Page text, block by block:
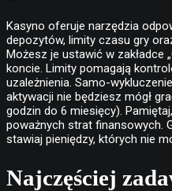
Kasyno oferuje narzędzia
depozytów, limity czasu gry
Możesz je ustawić w zakładce
koncie. Limity pomagają
uzależnienia. Samo-
aktywacji nie będziesz mógł
godzin do 6 miesięcy).
poważnych strat finansowych.
stawiaj pieniędzy, których nie
Najczęściej